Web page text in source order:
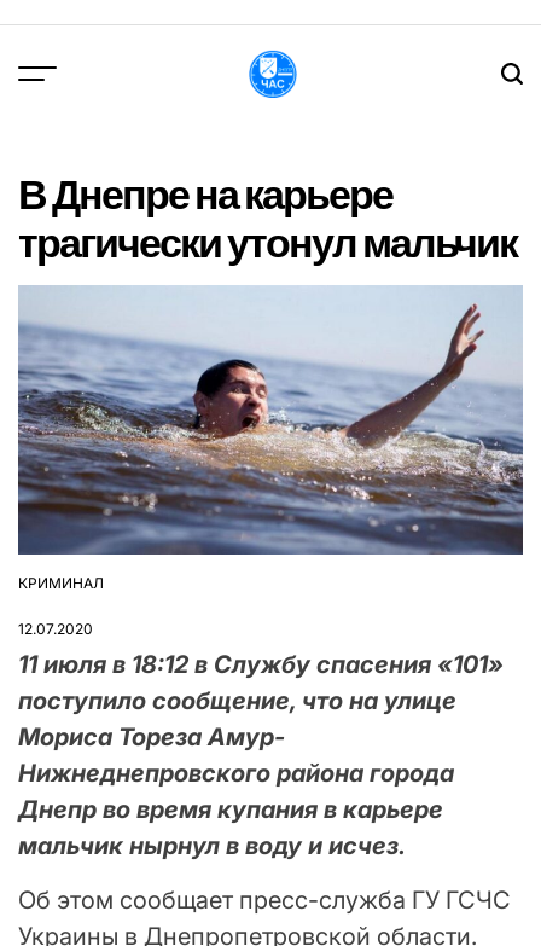
вмісту
В Днепре на карьере
трагически утонул мальчик
ОПУБЛІКУВАТИ
КРИМИНАЛ
12.07.2020
11 июля в 18:12 в Службу спасения «101»
поступило сообщение, что на улице
Мориса Тореза Амур-
Нижнеднепровского района города
Днепр во время купания в карьере
мальчик нырнул в воду и исчез.
Об этом сообщает пресс-служба ГУ ГСЧС
Украины в Днепропетровской области.